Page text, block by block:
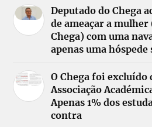
Deputado do Chega
de ameaçar a
Chega) com uma
apenas uma hóspede
O Chega foi excluído
Associação
Apenas 1% dos
contra